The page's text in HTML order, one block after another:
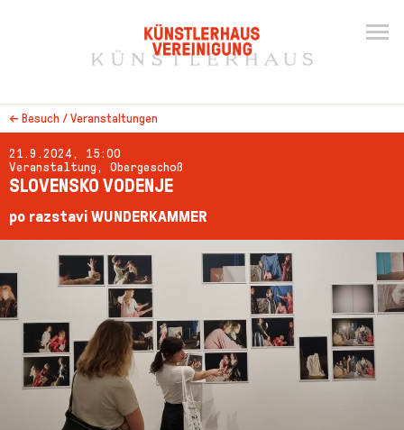
← Besuch / Veranstaltungen
21.9.2024, 15:00
Veranstaltung, Obergeschoß
SLOVENSKO VODENJE
po razstavi WUNDERKAMMER